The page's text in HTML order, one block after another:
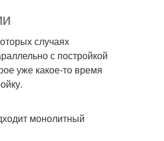
случаях
с постройкой
уже какое-то время
монолитный